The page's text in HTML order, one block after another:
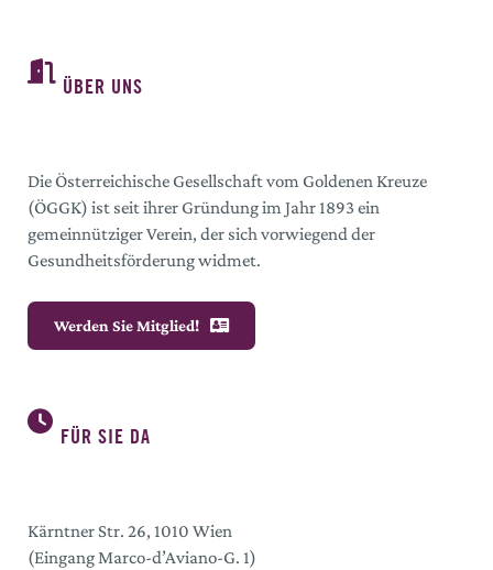
ÜBER UNS
Die Österreichische Gesellschaft vom Goldenen Kreuze
(ÖGGK) ist seit ihrer Gründung im Jahr 1893 ein
gemeinnütziger Verein, der sich vorwiegend der
Gesundheitsförderung widmet.
Werden Sie Mitglied!
FÜR SIE DA
Kärntner Str. 26, 1010 Wien
(Eingang Marco-d’Aviano-G. 1)